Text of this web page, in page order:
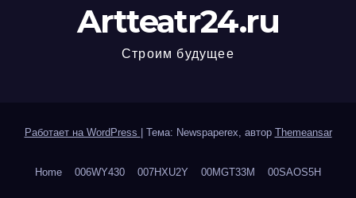
Artteatr24.ru
Строим будущее
Работает на WordPress Тема: Newspaperex, автор Themeansar
Home 006WY430 007HXU2Y 00MGT33M 00SAOS5H